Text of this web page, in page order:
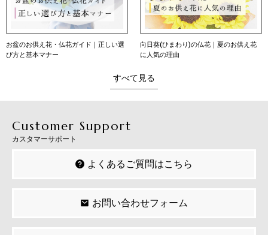
お盆のお供え花・仏花ガイド｜正しい選
び方と基本マナー
向日葵(ひまわり)の仏花｜夏のお供え花
に人気の理由
すべて見る
Customer Support
カスタマーサポート
よくあるご質問はこちら
お問い合わせフォーム